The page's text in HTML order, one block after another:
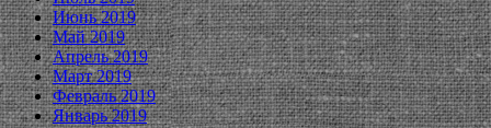
Июнь 2019
Май 2019
Апрель 2019
Март 2019
Февраль 2019
Январь 2019